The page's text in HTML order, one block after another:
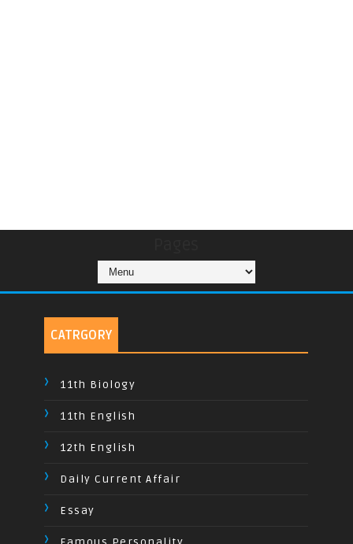
CATRGORY
11th Biology
11th English
12th English
Daily Current Affair
Essay